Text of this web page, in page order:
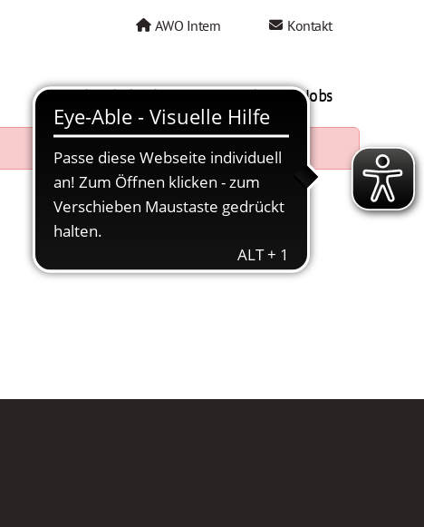
AWO Intern Kontakt
AWO als Arbeitgeber Mein AWO Jobs